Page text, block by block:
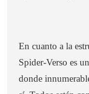
En cuanto a la
Spider-Verso es
donde